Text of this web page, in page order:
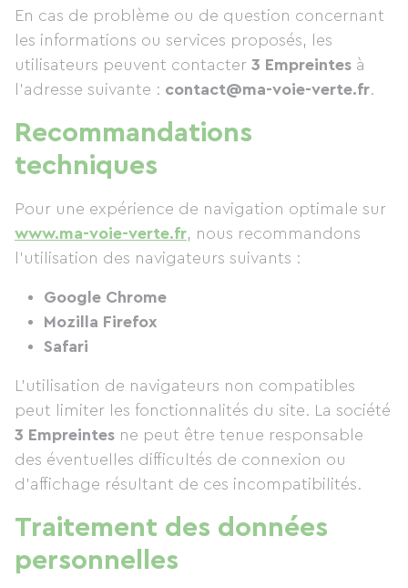
En cas de problème ou de question concernant
les informations ou services proposés, les
utilisateurs peuvent contacter 3 Empreintes à
l’adresse suivante : contact@ma-voie-verte.fr.
Recommandations
techniques
Pour une expérience de navigation optimale sur
www.ma-voie-verte.fr, nous recommandons
l’utilisation des navigateurs suivants :
Google Chrome
Mozilla Firefox
Safari
L’utilisation de navigateurs non compatibles
peut limiter les fonctionnalités du site. La société
3 Empreintes ne peut être tenue responsable
des éventuelles difficultés de connexion ou
d’affichage résultant de ces incompatibilités.
Traitement des données
personnelles